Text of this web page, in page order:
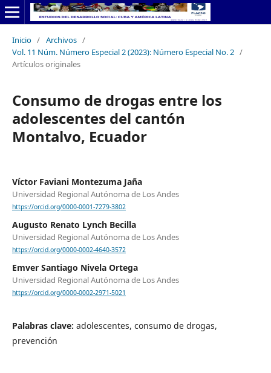
Inicio / Archivos /
Vol. 11 Núm. Número Especial 2 (2023): Número Especial No. 2 /
Artículos originales
Consumo de drogas entre los
adolescentes del cantón
Montalvo, Ecuador
Víctor Faviani Montezuma Jaña
Universidad Regional Autónoma de Los Andes
https://orcid.org/0000-0001-7279-3802
Augusto Renato Lynch Becilla
Universidad Regional Autónoma de Los Andes
https://orcid.org/0000-0002-4640-3572
Emver Santiago Nivela Ortega
Universidad Regional Autónoma de Los Andes
https://orcid.org/0000-0002-2971-5021
Palabras clave: adolescentes, consumo de drogas,
prevención